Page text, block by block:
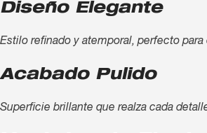
Diseño Elegante
Estilo refinado y atemporal, perfecto
Acabado Pulido
Superficie brillante que realza cada